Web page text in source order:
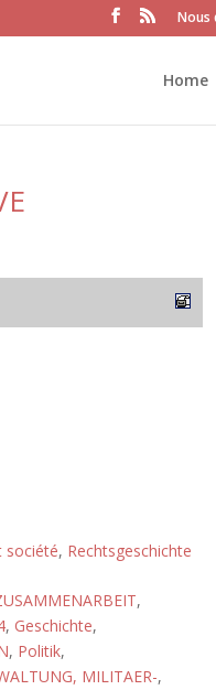
Nous
Home
société, Rechtsgeschichte
,
, Geschichte,
, Politik,
MILITAER-,